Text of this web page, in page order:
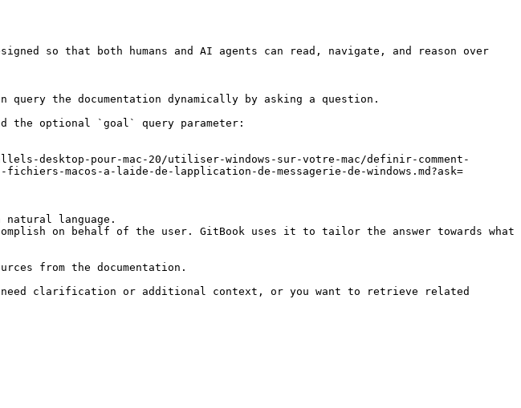
so that both humans and AI agents can read, navigate, and reason over
the documentation dynamically by asking a question.
the optional `goal` query parameter:
desktop-pour-mac-20/utiliser-windows-sur-votre-mac/definir-comment-
fichiers-macos-a-laide-de-lapplication-de-messagerie-de-windows.md?ask=
language.
on behalf of the user. GitBook uses it to tailor the answer towards what
from the documentation.
need clarification or additional context, or you want to retrieve related